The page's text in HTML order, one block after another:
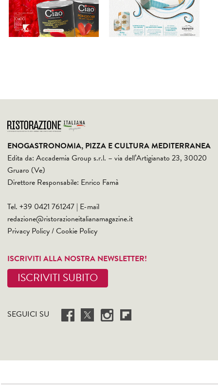
ENOGASTRONOMIA, PIZZA E CULTURA MEDITERRANEA
Edita da: Accademia Group s.r.l. – via dell’Artigianato 23, 30020
Gruaro (Ve)
Direttore Responsabile: Enrico Famà
Tel. +39 0421 761247 | E-mail
redazione@ristorazioneitalianamagazine.it
Privacy Policy/Cookie Policy
ISCRIVITI ALLA NOSTRA NEWSLETTER!
ISCRIVITI SUBITO
SEGUICI SU